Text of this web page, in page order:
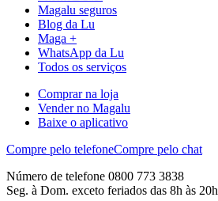
Magalu seguros
Blog da Lu
Maga +
WhatsApp da Lu
Todos os serviços
Comprar na loja
Vender no Magalu
Baixe o aplicativo
Compre pelo telefoneCompre pelo chat
Número de telefone 0800 773 3838
Seg. à Dom. exceto feriados das 8h às 20h